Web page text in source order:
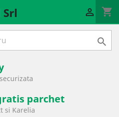
shopping_cart


parchet
si Karelia